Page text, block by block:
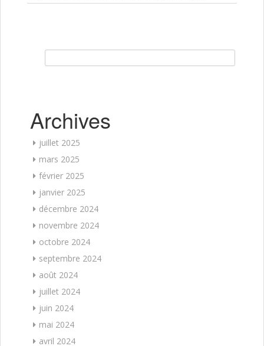
Archives
juillet 2025
mars 2025
février 2025
janvier 2025
décembre 2024
novembre 2024
octobre 2024
septembre 2024
août 2024
juillet 2024
juin 2024
mai 2024
avril 2024